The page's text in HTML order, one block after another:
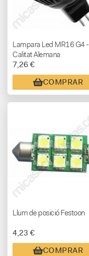
Lampara Led MR16 G4 -
Calitat Alemana
7,26 €
COMPRAR
Llum de posició Festoon
4,23 €
COMPRAR